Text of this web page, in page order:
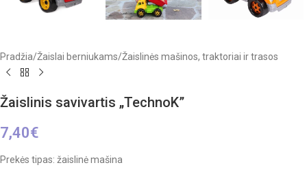
Pradžia/Žaislai berniukams/Žaislinės mašinos, traktoriai ir trasos
Žaislinis savivartis „TechnoK”
7,40€
Prekės tipas: žaislinė mašina